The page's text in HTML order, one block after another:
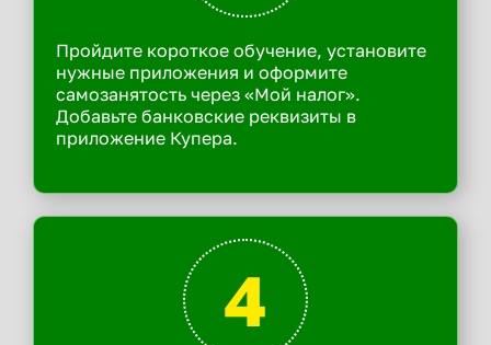
Пройдите короткое обучение, установите
нужные приложения и оформите
самозанятость через «Мой налог».
Добавьте банковские реквизиты в
приложение Купера.
4